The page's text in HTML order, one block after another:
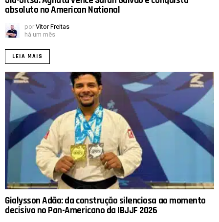
absoluto no American National
por Vitor Freitas
há um mês
LEIA MAIS
Gialysson Adão: da construção silenciosa ao momento
decisivo no Pan-Americano da IBJJF 2026